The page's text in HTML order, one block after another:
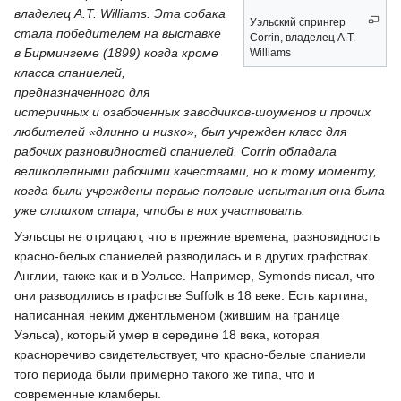
Уэльский спрингер
Corrin, владелец A.T.
Williams
владелец A.T. Williams. Эта собака
стала победителем на выставке
в Бирмингеме (1899) когда кроме
класса спаниелей,
предназначенного для
истеричных и озабоченных заводчиков-шоуменов и прочих
любителей «длинно и низко», был учрежден класс для
рабочих разновидностей спаниелей. Corrin обладала
великолепными рабочими качествами, но к тому моменту,
когда были учреждены первые полевые испытания она была
уже слишком стара, чтобы в них участвовать.
Уэльсцы не отрицают, что в прежние времена, разновидность
красно-белых спаниелей разводилась и в других графствах
Англии, также как и в Уэльсе. Например, Symonds писал, что
они разводились в графстве Suffolk в 18 веке. Есть картина,
написанная неким джентльменом (жившим на границе
Уэльса), который умер в середине 18 века, которая
красноречиво свидетельствует, что красно-белые спаниели
того периода были примерно такого же типа, что и
современные кламберы.